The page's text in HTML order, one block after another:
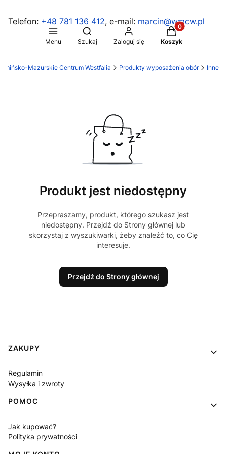
Telefon: +48 781 136 412, e-mail: marcin@wmcw.pl
Menu
Otwórz wyszukiwarkę
Szukaj Zaloguj się
Produkty w
Koszyk
Mazurskie Centrum Westfalia Produkty wyposażenia obór Inne
Produkt jest niedostępny
Przepraszamy, produkt, którego szukasz jest
niedostępny. Przejdź do Strony głównej lub
skorzystaj z wyszukiwarki, żeby znaleźć to, co Cię
interesuje.
Przejdź do Strony głównej
Linki w stopce
ZAKUPY
Regulamin
Wysyłka i zwroty
POMOC
Jak kupować?
Polityka prywatności